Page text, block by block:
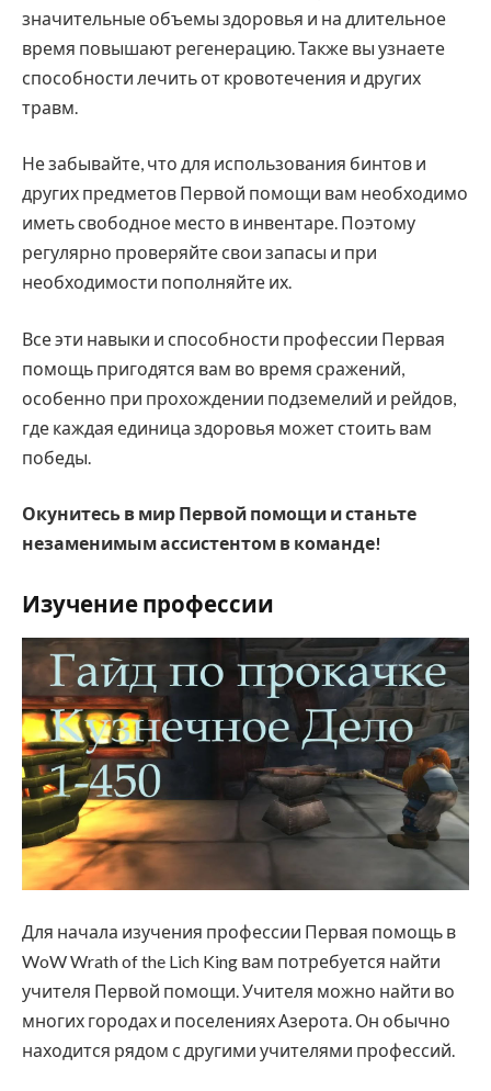
значительные объемы здоровья и на длительное
время повышают регенерацию. Также вы узнаете
способности лечить от кровотечения и других
травм.
Не забывайте, что для использования бинтов и
других предметов Первой помощи вам необходимо
иметь свободное место в инвентаре. Поэтому
регулярно проверяйте свои запасы и при
необходимости пополняйте их.
Все эти навыки и способности профессии Первая
помощь пригодятся вам во время сражений,
особенно при прохождении подземелий и рейдов,
где каждая единица здоровья может стоить вам
победы.
Окунитесь в мир Первой помощи и станьте
незаменимым ассистентом в команде!
Изучение профессии
Для начала изучения профессии Первая помощь в
WoW Wrath of the Lich King вам потребуется найти
учителя Первой помощи. Учителя можно найти во
многих городах и поселениях Азерота. Он обычно
находится рядом с другими учителями профессий.